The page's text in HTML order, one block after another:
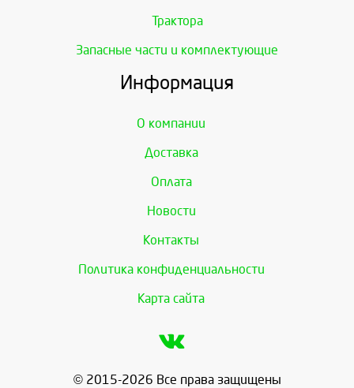
Трактора
Запасные части и комплектующие
Информация
О компании
Доставка
Оплата
Новости
Контакты
Политика конфиденциальности
Карта сайта
© 2015-2026 Все права защищены